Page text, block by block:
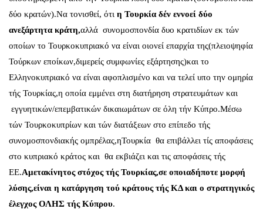
δύο κρατών).Να τονισθεί, ότι η Τουρκία δέν εννοεί δύο
ανεξάρτητα κράτη,αλλά συνομοσπονδία δυο κρατιδίων εκ τών
οποίων το Τουρκοκυπριακό να είναι οιονεί επαρχία της(πλειοψηφία
Τούρκων εποίκων,διμερείς συμφωνίες εξάρτησης)και το
Ελληνοκυπριακό να είναι αφοπλισμένο και να τελεί υπο την ομηρία
τής Τουρκίας,η οποία εμμένει στη διατήρηση στρατευμάτων και
εγγυητικών/επεμβατικών δικαιωμάτων σε όλη τήν Κύπρο.Μέσω
τών Τουρκοκυπρίων και τών διατάξεων στο επίπεδο τής
συνομοσπονδιακής ομπρέλας,ηΤουρκία θα επιβάλλει τίς αποφάσεις
στο κυπριακό κράτος και θα εκβιάζει και τις αποφάσεις τής
ΕΕ.Αμετακίνητος στόχος τής Τουρκίας,σε οποιαδήποτε μορφή
λύσης,είναι η κατάργηση τού κράτους τής ΚΔ και ο στρατηγικός
έλεγχος ΟΛΗΣ τής Κύπρου.